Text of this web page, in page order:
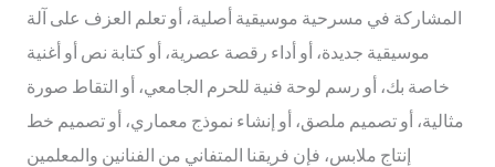
المشاركة في مسرحية موسيقية أصلية، أو تعلم العزف على آلة
موسيقية جديدة، أو أداء رقصة عصرية، أو كتابة نص أو أغنية
خاصة بك، أو رسم لوحة فنية للحرم الجامعي، أو التقاط صورة
مثالية، أو تصميم ملصق، أو إنشاء نموذج معماري، أو تصميم خط
إنتاج ملابس، فإن فريقنا المتفاني من الفنانين والمعلمين